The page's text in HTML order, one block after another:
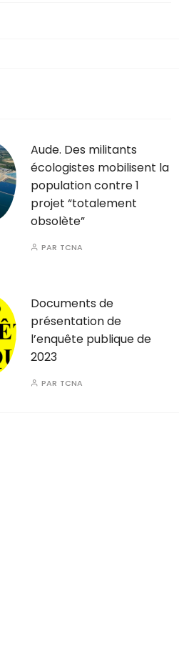
Aude. Des militants
écologistes mobilisent la
population contre 1
projet “totalement
obsolète”
PAR TCNA
Documents de
présentation de
l’enquête publique de
2023
PAR TCNA